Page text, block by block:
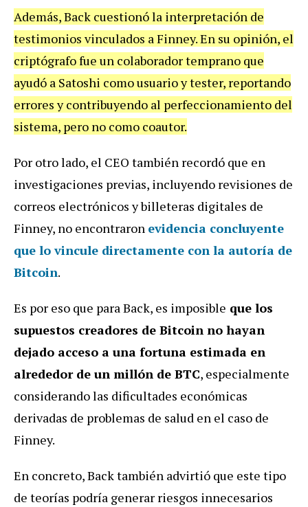
Además, Back cuestionó la interpretación de
testimonios vinculados a Finney. En su opinión, el
criptógrafo fue un colaborador temprano que
ayudó a Satoshi como usuario y tester, reportando
errores y contribuyendo al perfeccionamiento del
sistema, pero no como coautor.
Por otro lado, el CEO también recordó que en
investigaciones previas, incluyendo revisiones de
correos electrónicos y billeteras digitales de
Finney, no encontraron evidencia concluyente
que lo vincule directamente con la autoría de
Bitcoin.
Es por eso que para Back, es imposible que los
supuestos creadores de Bitcoin no hayan
dejado acceso a una fortuna estimada en
alrededor de un millón de BTC, especialmente
considerando las dificultades económicas
derivadas de problemas de salud en el caso de
Finney.
En concreto, Back también advirtió que este tipo
de teorías podría generar riesgos innecesarios